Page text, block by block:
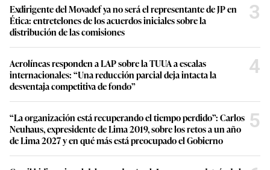
Exdirigente del Movadef ya no será el representante de JP en
Ética: entretelones de los acuerdos iniciales sobre la
distribución de las comisiones
3
Aerolíneas responden a LAP sobre la TUUA a escalas
internacionales: “Una reducción parcial deja intacta la
desventaja competitiva de fondo”
4
“La organización está recuperando el tiempo perdido”: Carlos
Neuhaus, expresidente de Lima 2019, sobre los retos a un año
de Lima 2027 y en qué más está preocupado el Gobierno
5